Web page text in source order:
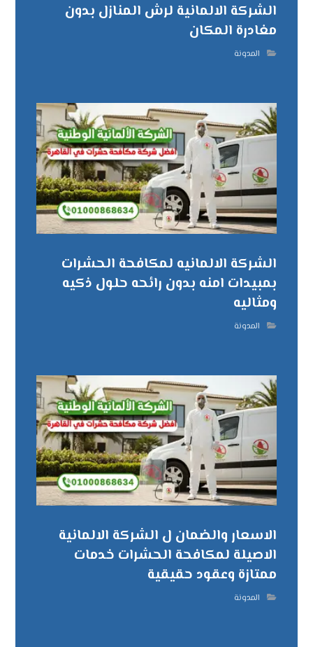
الشركة الالمانية لرش المنازل بدون
مغادرة المكان
المدونة
الشركة الالمانيه لمكافحة الحشرات
بمبيدات امنه بدون رائحه حلول ذكيه
ومثاليه
المدونة
الاسعار والضمان ل الشركة الالمانية
الاصيلة لمكافحة الحشرات خدمات
ممتازة وعقود حقيقية
المدونة